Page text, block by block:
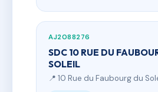
AJ2088276
SDC 10 RUE DU
SOLEIL
📍 10 Rue du Faubourg du